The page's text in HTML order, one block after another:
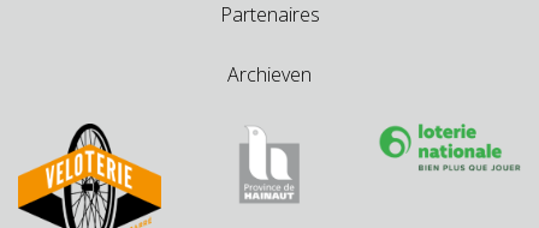
Partenaires
Archieven